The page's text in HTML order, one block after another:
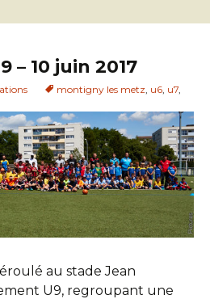
– 10 juin 2017
montigny les metz, u6, u7,
au stade Jean
U9, regroupant une